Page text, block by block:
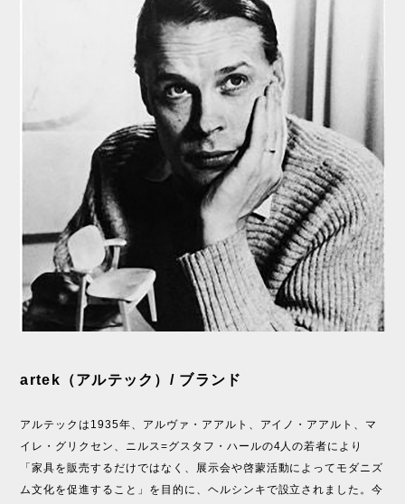
artek（アルテック）/ ブランド
アルテックは1935年、アルヴァ・アアルト、アイノ・アアルト、マ
イレ・グリクセン、ニルス=グスタフ・ハールの4人の若者により
「家具を販売するだけではなく、展示会や啓蒙活動によってモダニズ
ム文化を促進すること」を目的に、ヘルシンキで設立されました。今